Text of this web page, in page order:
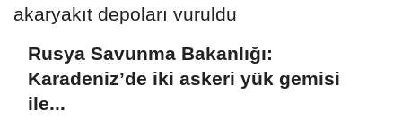
Rusya Savunma Bakanlığı:
Karadeniz’de iki askeri yük gemisi
ile...